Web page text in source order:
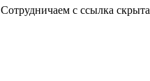
Сотрудничаем с ссылка скрыта